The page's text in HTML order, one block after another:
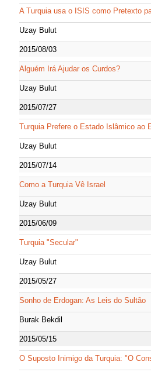
A Turquia usa o ISIS como Pretexto
Uzay Bulut
2015/08/03
Alguém Irá Ajudar os Curdos?
Uzay Bulut
2015/07/27
Turquia Prefere o Estado Islâmico ao
Uzay Bulut
2015/07/14
Como a Turquia Vê Israel
Uzay Bulut
2015/06/09
Turquia "Secular"
Uzay Bulut
2015/05/27
Sonho de Erdogan: As Leis do Sultão
Burak Bekdil
2015/05/15
O Suposto Inimigo da Turquia: "O